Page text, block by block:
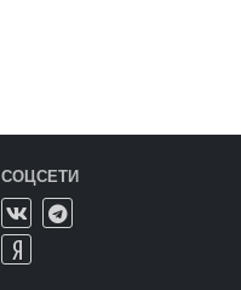
СОЦСЕТИ